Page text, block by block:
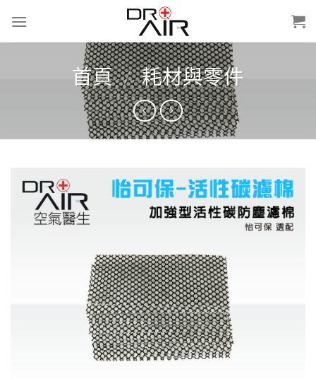
content
首頁 / 耗材與零件